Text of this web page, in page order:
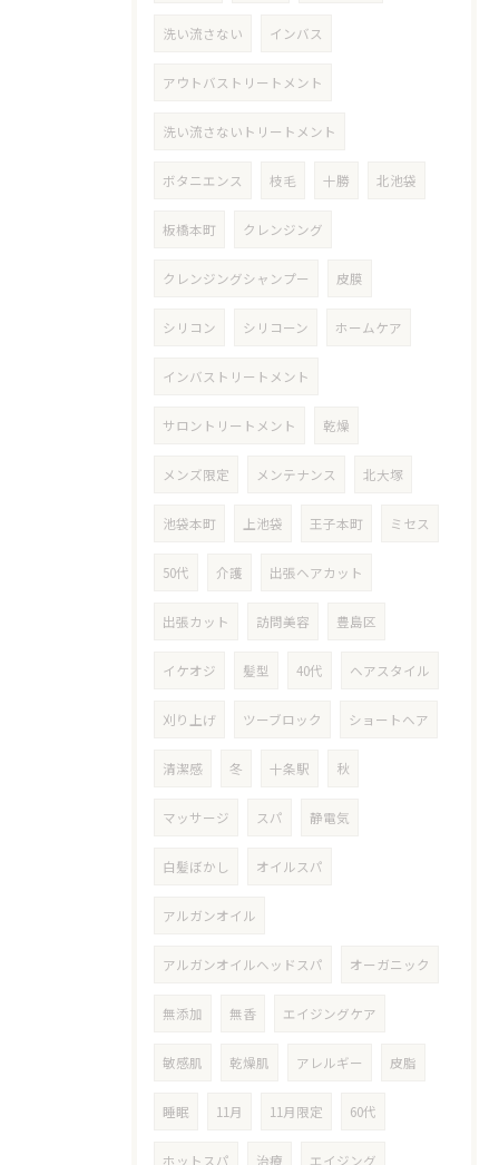
洗い流さない インバス
アウトバストリートメント
洗い流さないトリートメント
ボタニエンス 枝毛 十勝 北池袋
板橋本町 クレンジング
クレンジングシャンプー 皮膜
シリコン シリコーン ホームケア
インバストリートメント
サロントリートメント 乾燥
メンズ限定 メンテナンス 北大塚
池袋本町 上池袋 王子本町 ミセス
50代 介護 出張ヘアカット
出張カット 訪問美容 豊島区
イケオジ 髪型 40代 ヘアスタイル
刈り上げ ツーブロック ショートヘア
清潔感 冬 十条駅 秋
マッサージ スパ 静電気
白髪ぼかし オイルスパ
アルガンオイル
アルガンオイルヘッドスパ オーガニック
無添加 無香 エイジングケア
敏感肌 乾燥肌 アレルギー 皮脂
睡眠 11月 11月限定 60代
ホットスパ 治療 エイジング